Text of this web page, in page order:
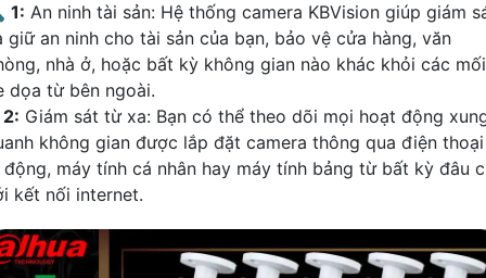
1: An ninh tài sản: Hệ thống camera KBVision giúp giám
giữ an ninh cho tài sản của bạn, bảo vệ cửa hàng, văn
nhà ở, hoặc bất kỳ không gian nào khác khỏi các mối
dọa từ bên ngoài.
2: Giám sát từ xa: Bạn có thể theo dõi mọi hoạt động
không gian được lắp đặt camera thông qua điện thoại
máy tính cá nhân hay máy tính bảng từ bất kỳ đâu
kết nối internet.